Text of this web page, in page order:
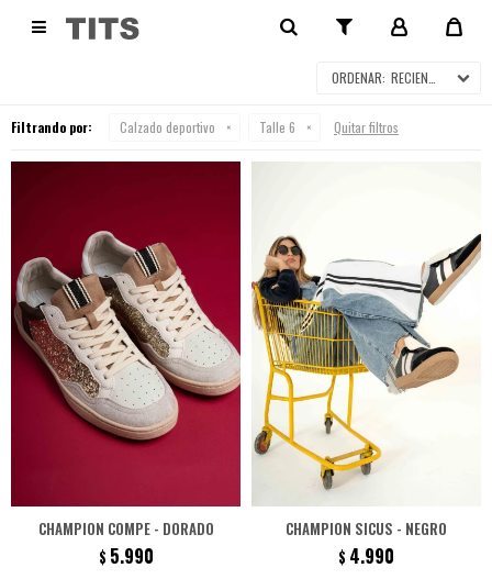
 CALZADO DEPORTIVO
RECIENTES
Filtrando por: Calzado deportivo Talle 6 Quitar filtros
CHAMPION COMPE - DORADO
$ 5.990
CHAMPION SICUS - NEGRO
$ 4.990